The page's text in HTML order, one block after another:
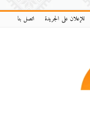
للإعلان على الجريدة اتصل بنا